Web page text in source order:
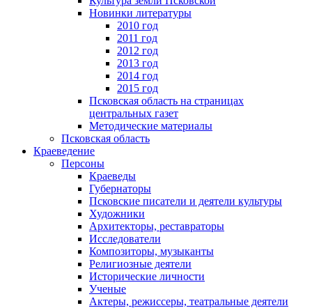
Новинки литературы
2010 год
2011 год
2012 год
2013 год
2014 год
2015 год
Псковская область на страницах
центральных газет
Методические материалы
Псковская область
Краеведение
Персоны
Краеведы
Губернаторы
Псковские писатели и деятели культуры
Художники
Архитекторы, реставраторы
Исследователи
Композиторы, музыканты
Религиозные деятели
Исторические личности
Ученые
Актеры, режиссеры, театральные деятели